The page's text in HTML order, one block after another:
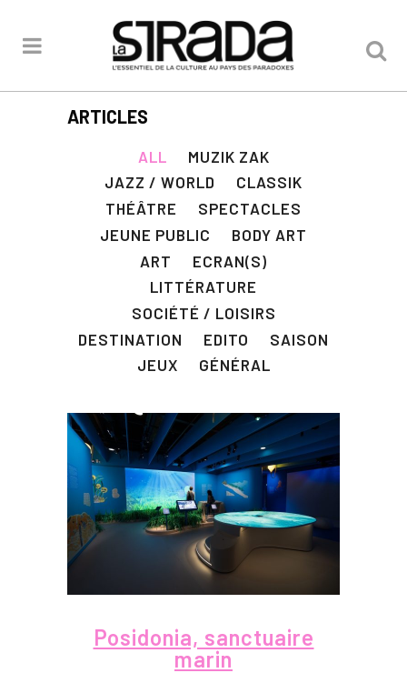
ARTICLES
ALL
MUZIK ZAK
JAZZ / WORLD
CLASSIK
THÉÂTRE
SPECTACLES
JEUNE PUBLIC
BODY ART
ART
ECRAN(S)
LITTÉRATURE
SOCIÉTÉ / LOISIRS
DESTINATION
EDITO
SAISON
JEUX
GÉNÉRAL
Posidonia, sanctuaire
marin